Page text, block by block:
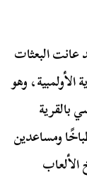
تعرض له الرياضيون في أولمبياد باريس 2024، فقد عانت البعثات
وهو
بالقرية
ومساعدين
الألعاب